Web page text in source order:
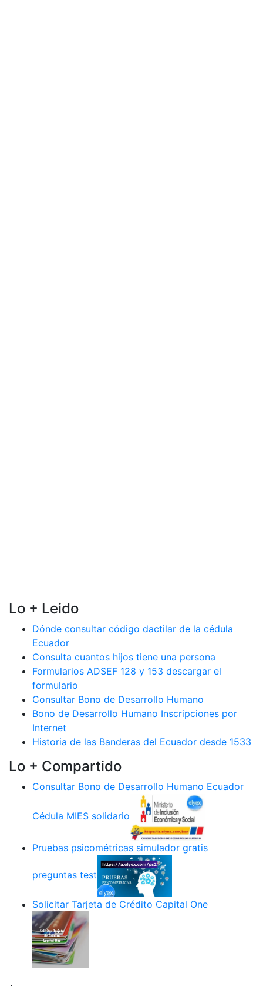
Lo + Leido
Dónde consultar código dactilar de la cédula
Ecuador
Consulta cuantos hijos tiene una persona
Formularios ADSEF 128 y 153 descargar el
formulario
Consultar Bono de Desarrollo Humano
Bono de Desarrollo Humano Inscripciones por
Internet
Historia de las Banderas del Ecuador desde 1533
Lo + Compartido
Consultar Bono de Desarrollo Humano Ecuador
Cédula MIES solidario
Pruebas psicométricas simulador gratis
preguntas test
Solicitar Tarjeta de Crédito Capital One
.